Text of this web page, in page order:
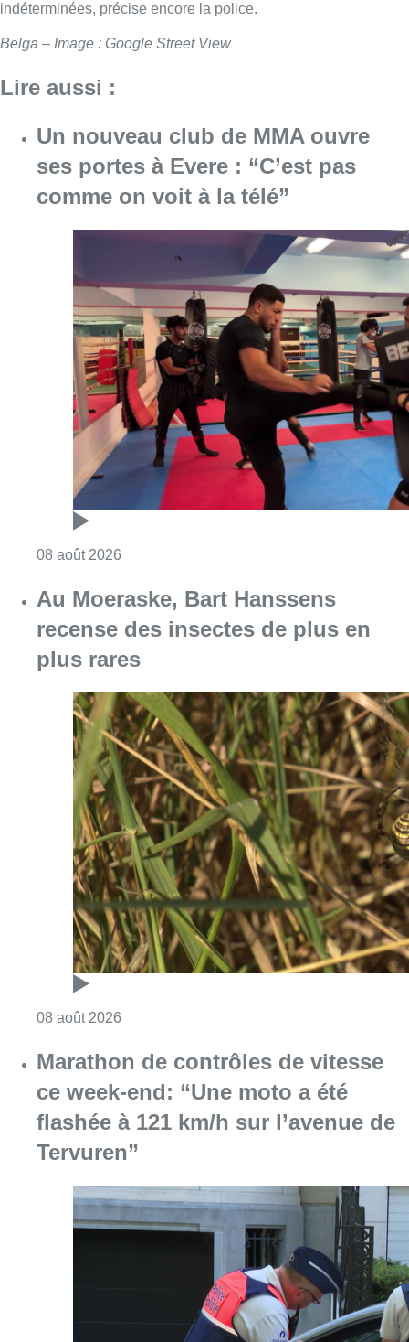
indéterminées, précise encore la police.
Belga – Image : Google Street View
Lire aussi :
Un nouveau club de MMA ouvre
ses portes à Evere : “C’est pas
comme on voit à la télé”
08 août 2026
Au Moeraske, Bart Hanssens
recense des insectes de plus en
plus rares
08 août 2026
Marathon de contrôles de vitesse
ce week-end: “Une moto a été
flashée à 121 km/h sur l’avenue de
Tervuren”